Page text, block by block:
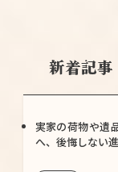
新着記事
実家の荷物や遺
へ、後悔しない